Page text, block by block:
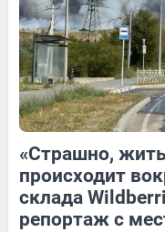
Обсудить
1 Обсудить
«Страшно,
происходит
склада
репортаж с